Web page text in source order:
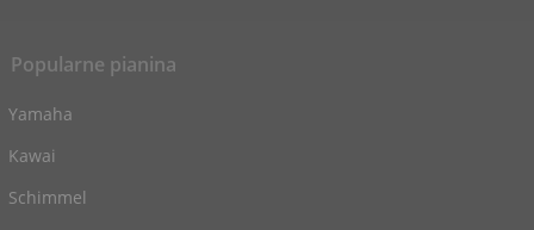
Popularne pianina
Yamaha
Kawai
Schimmel